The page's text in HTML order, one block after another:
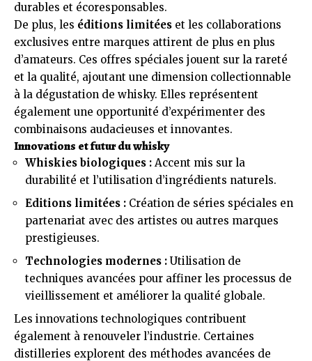
durables et écoresponsables.
De plus, les éditions limitées et les collaborations
exclusives entre marques attirent de plus en plus
d’amateurs. Ces offres spéciales jouent sur la rareté
et la qualité, ajoutant une dimension collectionnable
à la dégustation de whisky. Elles représentent
également une opportunité d’expérimenter des
combinaisons audacieuses et innovantes.
Innovations et futur du whisky
Whiskies biologiques : Accent mis sur la
durabilité et l’utilisation d’ingrédients naturels.
Editions limitées : Création de séries spéciales en
partenariat avec des artistes ou autres marques
prestigieuses.
Technologies modernes : Utilisation de
techniques avancées pour affiner les processus de
vieillissement et améliorer la qualité globale.
Les innovations technologiques contribuent
également à renouveler l’industrie. Certaines
distilleries explorent des méthodes avancées de